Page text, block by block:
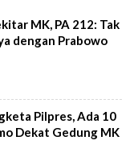
MK, PA 212: Tak
dengan Prabowo
Pilpres, Ada 10
Dekat Gedung MK